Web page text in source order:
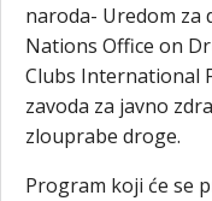
naroda- Uredom za
Nations Office on
Clubs International
zavoda za javno
zlouprabe droge.
Program koji će se